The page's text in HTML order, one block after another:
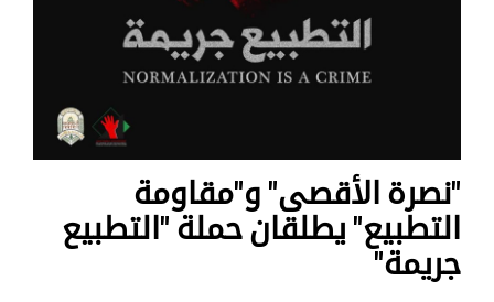
"نصرة الأقصى" و"مقاومة
التطبيع" يطلقان حملة "التطبيع
جريمة"